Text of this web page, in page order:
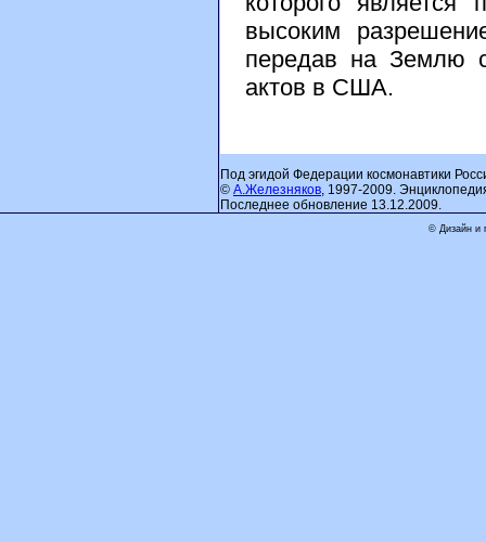
высоким
передав на Землю
актов в США.
Под эгидой Федерации космонавтики
© А.Железняков, 1997-2009.
Последнее обновление 13.12.2009.
© Дизайн и